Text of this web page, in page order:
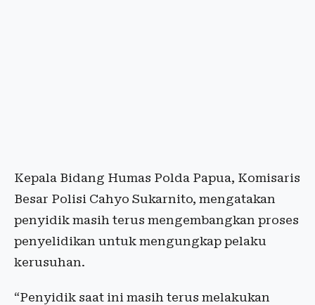
Kepala Bidang Humas Polda Papua, Komisaris
Besar Polisi Cahyo Sukarnito, mengatakan
penyidik masih terus mengembangkan proses
penyelidikan untuk mengungkap pelaku
kerusuhan.
“Penyidik saat ini masih terus melakukan